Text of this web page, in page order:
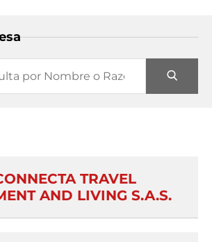
TRAVEL
AND LIVING S.A.S.